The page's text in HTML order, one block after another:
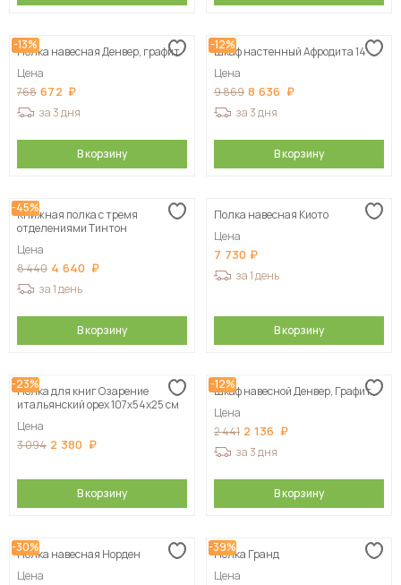
-13%
Полка навесная Денвер, графит
Цена
768 672
за 3 дня
В корзину
-12%
Шкаф настенный Афродита 14
Цена
9 869 8 636
за 3 дня
В корзину
-45%
Книжная полка с тремя
отделениями Тинтон
Цена
8 440 4 640
за 1 день
В корзину
Полка навесная Киото
Цена
7 730
за 1 день
В корзину
-23%
Полка для книг Озарение
итальянский орех 107х54х25 см
Цена
3 094 2 380
В корзину
-12%
Шкаф навесной Денвер, Графит
Цена
2 441 2 136
за 3 дня
В корзину
-30%
Полка навесная Норден
Цена
-39%
Полка Гранд
Цена